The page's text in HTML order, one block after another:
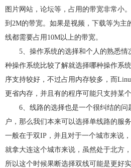
图片网站，论坛等，占用的带宽非常小
到2M的带宽。如果是视频，下载等为主
线都需要占用10M以上的带宽。
5、操作系统的选择和个人的熟悉
种操作系统比较了解就选择哪种操作系
序支持较好，不过占用内存较多，而
更省内存，并且有的程序可能只支持某个
6、线路的选择也是一个很纠结的问
户，那么我们本来可以选择单线路的服
一般在于双IP，并且对于一个城市来说
就拿大连这个城市来说，虽然处于北方
所以这个时候果断选择双线可能是更好